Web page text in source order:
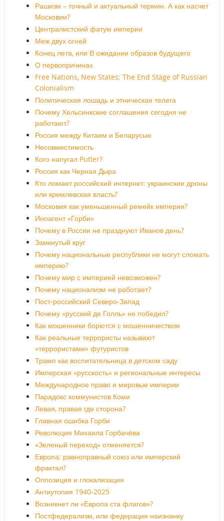
Рашизм – точный и актуальный термин. А как насчет
Московии?
Централистский фатум империи
Меж двух огней
Конец лета, или В ожидании образов будущего
О первопричинах
Free Nations, New States: The End Stage of Russian
Colonialism
Политическая лошадь и этническая телега
Почему Хельсинкские соглашения сегодня не
работают?
Россия между Китаем и Беларусью
Несовместимость
Кого напугал Putler?
Россия как Черная Дыра
Кто ломает российский интернет: украинские дроны
или кремлевская власть?
Московия как уменьшенный ремейк империи?
Иноагент «Горби»
Почему в России не празднуют Иванов день?
Замкнутый круг
Почему национальные республики не могут сломать
империю?
Почему мир с империей невозможен?
Почему национализм не работает?
Пост-российский Северо-Запад
Почему «русский де Голль» не победил?
Как мошенники борются с мошенничеством
Как реальные террористы называют
«террористами» футуристов
Трамп как воспитательница в детском саду
Имперская «русскость» и региональные интересы
Международное право и мировые империи
Парадокс коммунистов Коми
Левая, правая где сторона?
Главная ошибка Горби
Революция Михаила Горбачёва
«Зеленый переход» отменяется?
Европа: равноправный союз или имперский
фрактал?
Оппозиция и глокализация
Антиутопия 1940-2025
Возникнет ли «Европа ста флагов»?
Постфедерализм, или федерация наизнанку